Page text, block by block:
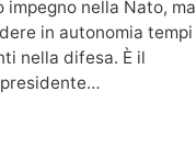
impegno nella Nato, ma
in autonomia tempi
nella difesa. È il